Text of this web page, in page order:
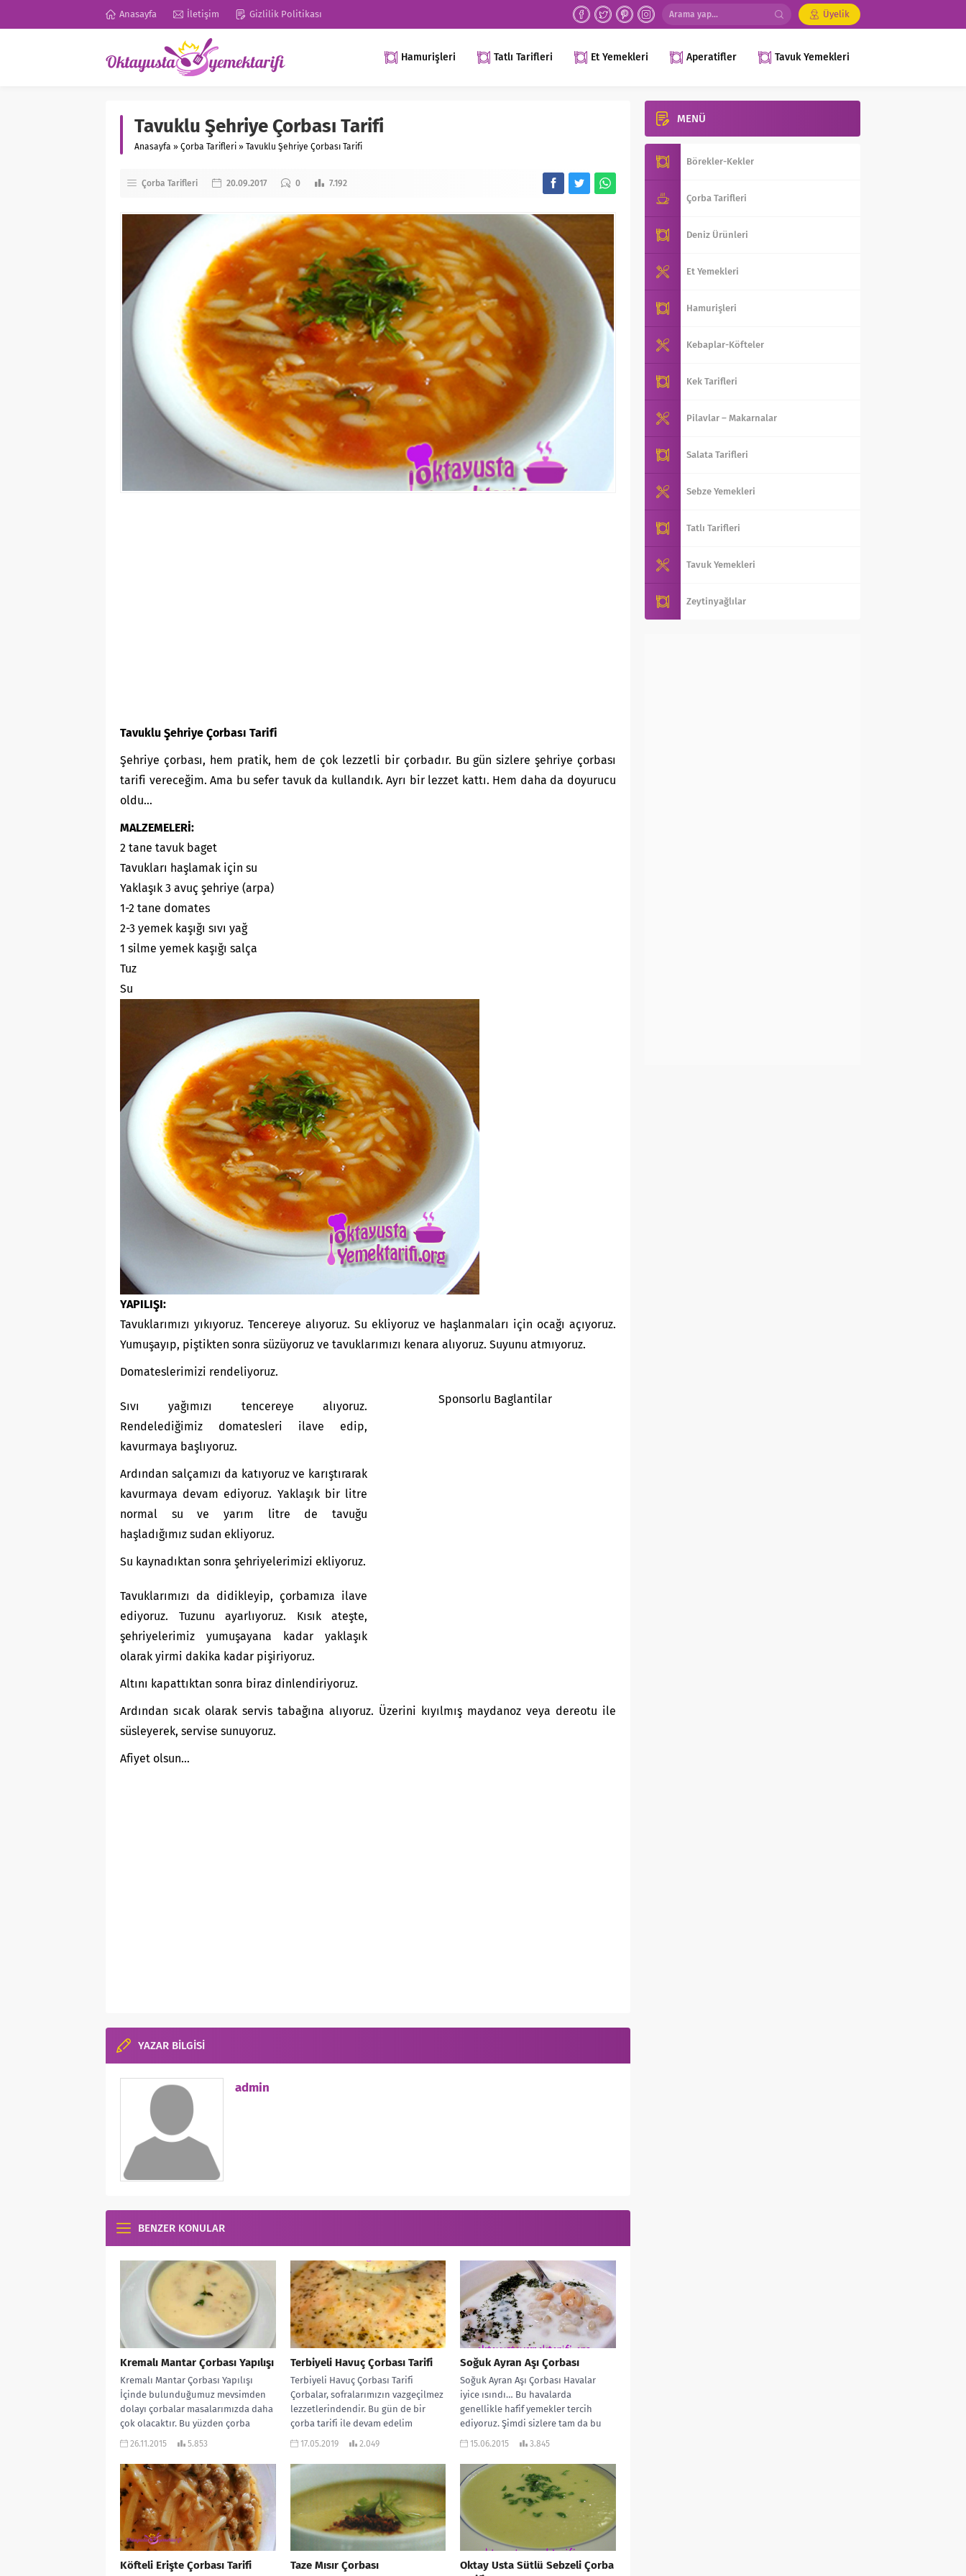
Anasayfa İletişim Gizlilik Politikası Üyelik
Hamurişleri Tatlı Tarifleri Et Yemekleri Aperatifler Tavuk Yemekleri
Tavuklu Şehriye Çorbası Tarifi
Anasayfa » Çorba Tarifleri » Tavuklu Şehriye Çorbası Tarifi
Çorba Tarifleri 20.09.2017 0 7.192
Tavuklu Şehriye Çorbası Tarifi
Şehriye çorbası, hem pratik, hem de çok lezzetli bir çorbadır. Bu gün sizlere şehriye çorbası
tarifi vereceğim. Ama bu sefer tavuk da kullandık. Ayrı bir lezzet kattı. Hem daha da doyurucu
oldu…
MALZEMELERİ:
2 tane tavuk baget
Tavukları haşlamak için su
Yaklaşık 3 avuç şehriye (arpa)
1-2 tane domates
2-3 yemek kaşığı sıvı yağ
1 silme yemek kaşığı salça
Tuz
Su
YAPILIŞI:
Tavuklarımızı yıkıyoruz. Tencereye alıyoruz. Su ekliyoruz ve haşlanmaları için ocağı açıyoruz.
Yumuşayıp, piştikten sonra süzüyoruz ve tavuklarımızı kenara alıyoruz. Suyunu atmıyoruz.
Sponsorlu Baglantilar
Domateslerimizi rendeliyoruz.
Sıvı yağımızı tencereye alıyoruz.
Rendelediğimiz domatesleri ilave edip,
kavurmaya başlıyoruz.
Ardından salçamızı da katıyoruz ve karıştırarak
kavurmaya devam ediyoruz. Yaklaşık bir litre
normal su ve yarım litre de tavuğu
haşladığımız sudan ekliyoruz.
Su kaynadıktan sonra şehriyelerimizi ekliyoruz.
Tavuklarımızı da didikleyip, çorbamıza ilave
ediyoruz. Tuzunu ayarlıyoruz. Kısık ateşte,
şehriyelerimiz yumuşayana kadar yaklaşık
olarak yirmi dakika kadar pişiriyoruz.
Altını kapattıktan sonra biraz dinlendiriyoruz.
Ardından sıcak olarak servis tabağına alıyoruz. Üzerini kıyılmış maydanoz veya dereotu ile
süsleyerek, servise sunuyoruz.
Afiyet olsun…
YAZAR BİLGİSİ
admin
BENZER KONULAR
Kremalı Mantar Çorbası Yapılışı
Kremalı Mantar Çorbası Yapılışı
İçinde bulunduğumuz mevsimden
dolayı çorbalar masalarımızda daha
çok olacaktır. Bu yüzden çorba
tarifini daha sık vermek...
26.11.2015 5.853
Terbiyeli Havuç Çorbası Tarifi
Terbiyeli Havuç Çorbası Tarifi
Çorbalar, sofralarımızın vazgeçilmez
lezzetlerindendir. Bu gün de bir
çorba tarifi ile devam edelim
diyorum. Alışılmış çorbaların...
17.05.2019 2.049
Soğuk Ayran Aşı Çorbası
Soğuk Ayran Aşı Çorbası Havalar
iyice ısındı… Bu havalarda
genellikle hafif yemekler tercih
ediyoruz. Şimdi sizlere tam da bu
zamana...
15.06.2015 3.845
Köfteli Erişte Çorbası Tarifi Taze Mısır Çorbası
Oktay Usta Sütlü Sebzeli Çorba
MENÜ
Börekler-Kekler
Çorba Tarifleri
Deniz Ürünleri
Et Yemekleri
Hamurişleri
Kebaplar-Köfteler
Kek Tarifleri
Pilavlar – Makarnalar
Salata Tarifleri
Sebze Yemekleri
Tatlı Tarifleri
Tavuk Yemekleri
Zeytinyağlılar